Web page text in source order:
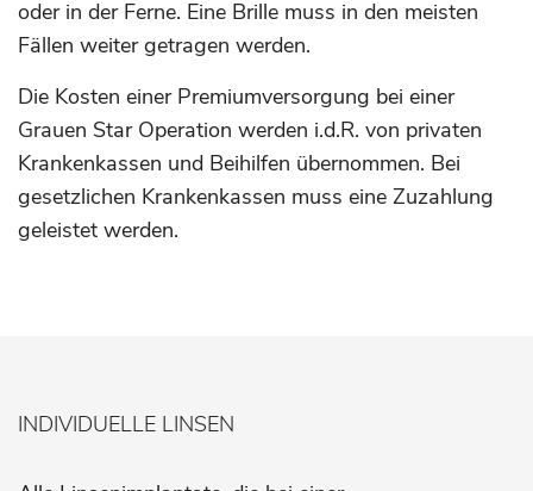
oder in der Ferne. Eine Brille muss in den meisten
Fällen weiter getragen werden.
Die Kosten einer Premiumversorgung bei einer
Grauen Star Operation werden i.d.R. von privaten
Krankenkassen und Beihilfen übernommen. Bei
gesetzlichen Krankenkassen muss eine Zuzahlung
geleistet werden.
INDIVIDUELLE LINSEN